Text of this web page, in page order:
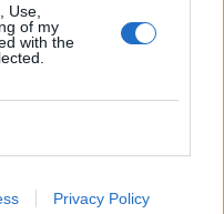
Use,
of my
with the
Privacy Policy
serve guardare
puoi richiedere
I pattern tipici:
utile in aumento